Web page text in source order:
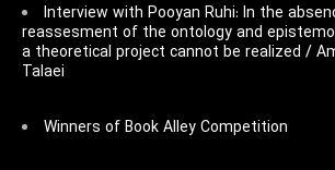
Interview with Pooyan Ruhi: In the
reassesment of the ontology and
a theoretical project cannot be realized /
Talaei
Winners of Book Alley Competition